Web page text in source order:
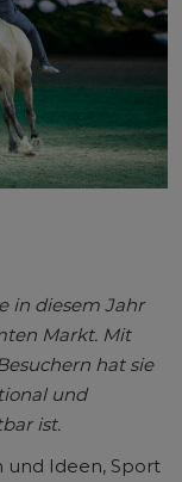
in diesem Jahr
Markt. Mit
hat sie
und
ist.
und Ideen, Sport